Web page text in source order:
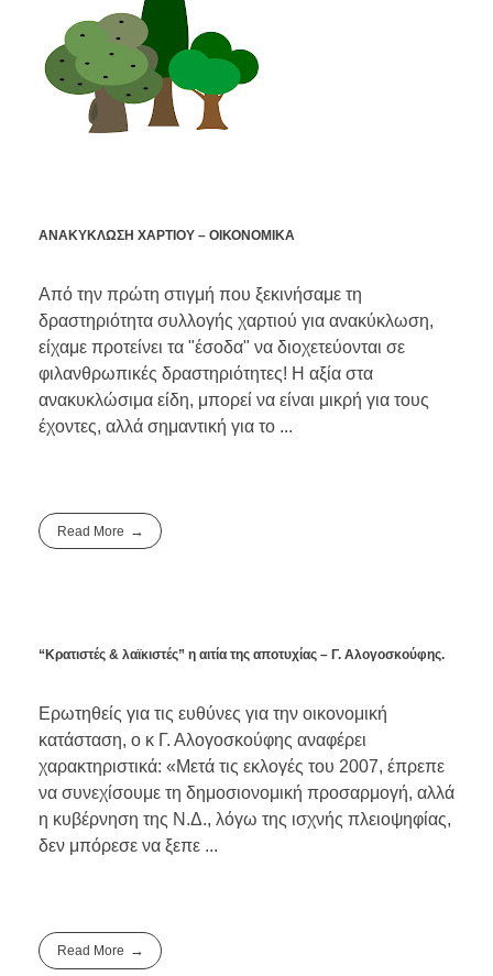
ΑΝΑΚΥΚΛΩΣΗ ΧΑΡΤΙΟΥ – ΟΙΚΟΝΟΜΙΚΑ
Από την πρώτη στιγμή που ξεκινήσαμε τη
δραστηριότητα συλλογής χαρτιού για ανακύκλωση,
είχαμε προτείνει τα "έσοδα" να διοχετεύονται σε
φιλανθρωπικές δραστηριότητες! Η αξία στα
ανακυκλώσιμα είδη, μπορεί να είναι μικρή για τους
έχοντες, αλλά σημαντική για το ...
Read More
“Κρατιστές & λαϊκιστές” η αιτία της αποτυχίας – Γ. Αλογοσκούφης.
Ερωτηθείς για τις ευθύνες για την οικονομική
κατάσταση, ο κ Γ. Αλογοσκούφης αναφέρει
χαρακτηριστικά: «Μετά τις εκλογές του 2007, έπρεπε
να συνεχίσουμε τη δημοσιονομική προσαρμογή, αλλά
η κυβέρνηση της Ν.Δ., λόγω της ισχνής πλειοψηφίας,
δεν μπόρεσε να ξεπε ...
Read More